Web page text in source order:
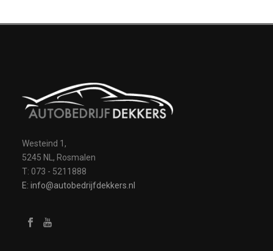
Westeind 1,
5245 NL, Rosmalen
T: 073 - 5211888
E: info@autobedrijfdekkers.nl